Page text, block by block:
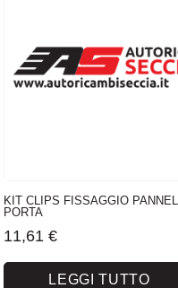
KIT CLIPS FISSAGGIO
PORTA
11,61 €
LEGGI TUTTO